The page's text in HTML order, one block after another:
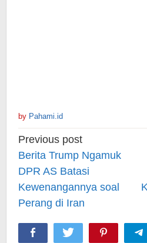
by Pahami.id
Post
navigation
Previous post
Berita Trump Ngamuk
DPR AS Batasi
Kewenangannya soal
Perang di Iran